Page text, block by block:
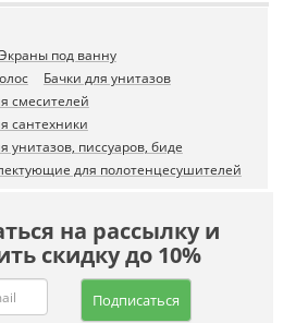
Экраны под ванну
Бачки для унитазов
смесителей
сантехники
унитазов, писсуаров, биде
для полотенцесушителей
на рассылку и
скидку до 10%
Подписаться